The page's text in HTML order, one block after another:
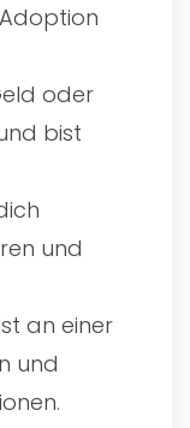
oder
bist
und
an einer
und